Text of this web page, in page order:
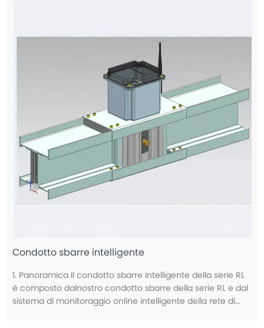
Condotto sbarre intelligente
1. Panoramica Il condotto sbarre intelligente della serie RL
è composto dalnostro condotto sbarre della serie RL e dal
sistema di monitoraggio online intelligente della rete di